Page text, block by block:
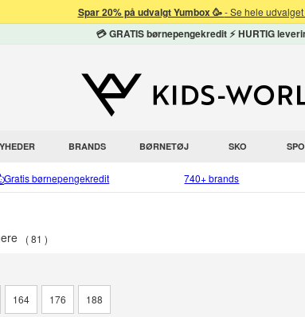
Spar 20% på udvalgt Yumbox 🥳- Se hele
💳 GRATIS børnepengekredit ⚡ HURTIG
BRANDS BØRNETØJ SKO
Gratis børnepengekredit 740+ brands
81
164 176 188